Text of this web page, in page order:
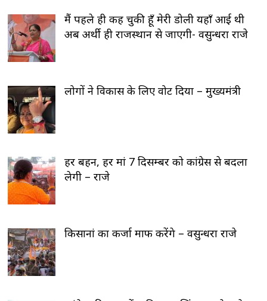
मैं पहले ही कह चुकी हूँ मेरी डोली यहाँ आई थी
अब अर्थी ही राजस्थान से जाएगी- वसुन्धरा राजे
लोगों ने विकास के लिए वोट दिया – मुख्यमंत्री
हर बहन, हर मां 7 दिसम्बर को कांग्रेस से बदला
लेगी – राजे
किसानां का कर्जा माफ करेंगे – वसुन्धरा राजे